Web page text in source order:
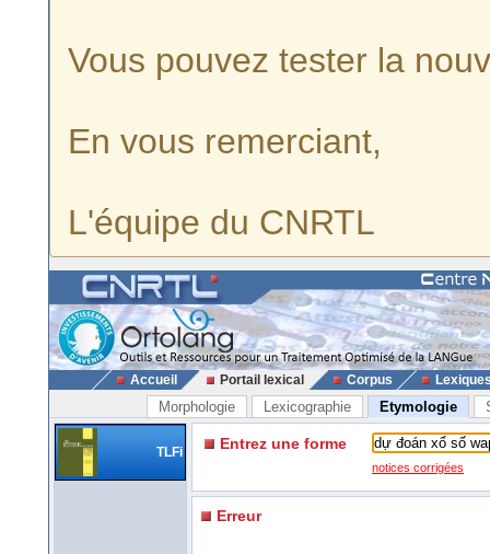
Vous pouvez tester la
En vous remerciant,
L'équipe du CNRTL
Accueil Portail lexical Corpus
Morphologie Lexicographie Etymologie
TLFi Entrez une forme
notices corrigées
Erreur